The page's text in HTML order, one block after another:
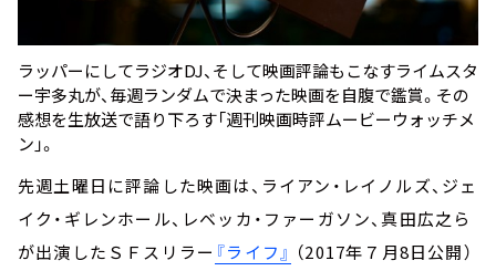
ラッパーにしてラジオDJ、そして映画評論もこなすライムスタ
ー宇多丸が、毎週ランダムで決まった映画を自腹で鑑賞。その
感想を生放送で語り下ろす「週刊映画時評ムービーウォッチメ
ン」。
先週土曜日に評論した映画は、ライアン・レイノルズ、ジェ
イク・ギレンホール、レベッカ・ファーガソン、真田広之ら
が出演したＳＦスリラー 『ライフ』 （2017年７月8日公開）